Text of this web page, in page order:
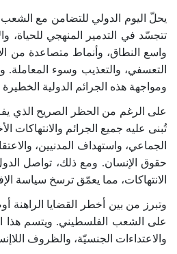
يحلّ اليوم الدولي للتضامن مع
تتجسّد في التدمير المنهجي للحياة،
واسع النطاق، وأنماط متصاعدة من
التعسفي، والتعذيب وسوء المعاملة.
ومواجهة هذه الجرائم الدولية
على الرغم من الحظر الصريح الذي
تُبنى عليه جميع الجرائم
الجماعي، واستهداف المدنيين،
حقوق الإنسان. ومع ذلك، تواصل
الانتهاكات، مما يعمّق ترسخ سياسة
وتبرز من بين أخطر القضايا الراهنة
على الشعب الفلسطيني. ويتسم هذا
والاعتداءات الجنسيّة، والظروف